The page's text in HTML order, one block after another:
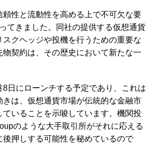
性と流動性を高める上で不可欠な要
てきました。同社の提供する仮想通貨
クヘッジや投機を行うための重要な
契約は、その歴史において新たな一
8日にローンチする予定であり、これは
は、仮想通貨市場が伝統的な金融市
いることを示唆しています。機関投
のような大手取引所がそれに応える
押しする可能性を秘めているので